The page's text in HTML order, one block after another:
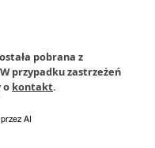
pobrana z
przypadku zastrzeżeń
o kontakt.